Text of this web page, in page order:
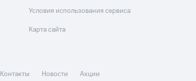
Условия использования сервиса
Карта сайта
Контакты Новости Акции